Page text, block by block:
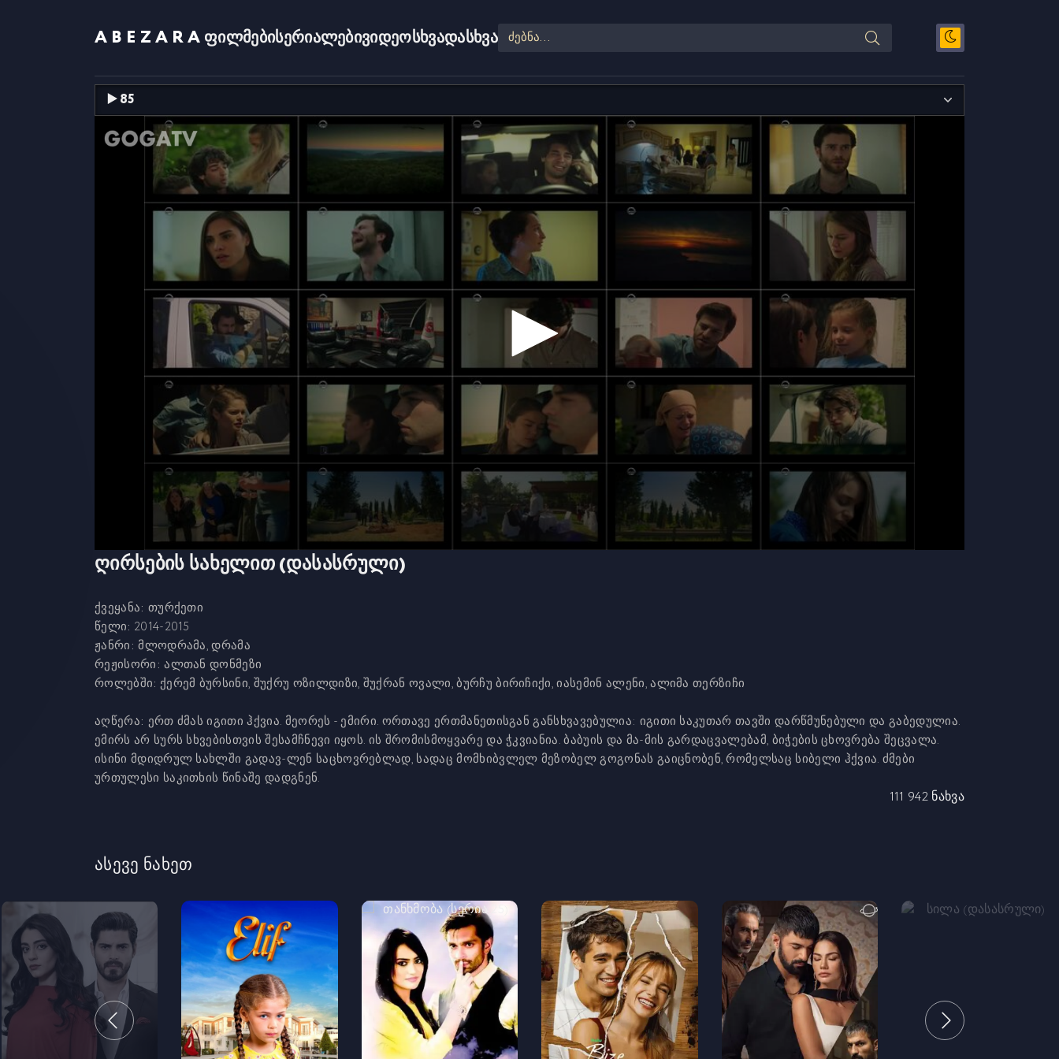
ABEZARA ფილმებისერიალებივიდეოსხვადასხვა
ღირსების სახელით (დასასრული)
ქვეყანა: თურქეთი
წელი: 2014-2015
ჟანრი: მლოდრამა, დრამა
რეჟისორი: ალთან დონმეზი
როლებში: ქერემ ბურსინი, შუქრუ ოზილდიზი, შუქრან ოვალი, ბურჩუ ბირიჩიქი, იასემინ ალენი, ალიმა თერზიჩი
აღწერა: ერთ ძმას იგითი ჰქვია. მეორეს - ემირი. ორთავე ერთმანეთისგან განსხვავებულია: იგითი საკუთარ თავში დარწმუნებული და გაბედულია.
ემირს არ სურს სხვებისთვის შესამჩნევი იყოს. ის შრომისმოყვარე და ჭკვიანია. ბაბუის და მა-მის გარდაცვალებამ, ბიჭების ცხოვრება შეცვალა.
ისინი მდიდრულ სახლში გადავ-ლენ საცხოვრებლად, სადაც მომხიბვლელ მეზობელ გოგონას გაიცნობენ, რომელსაც სიბელი ჰქვია. ძმები
ურთულესი საკითხის წინაშე დადგნენ.
111 942 ნახვა
ასევე ნახეთ